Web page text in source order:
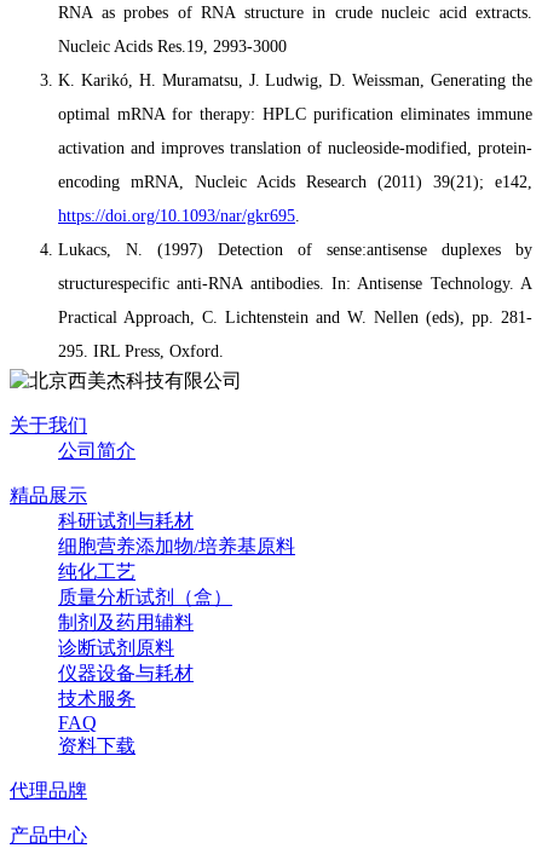
RNA as probes of RNA structure in crude nucleic acid extracts.
Nucleic Acids Res.19, 2993-3000
K. Karikó, H. Muramatsu, J. Ludwig, D. Weissman, Generating the
optimal mRNA for therapy: HPLC purification eliminates immune
activation and improves translation of nucleoside-modified, protein-
encoding mRNA, Nucleic Acids Research (2011) 39(21); e142,
https://doi.org/10.1093/nar/gkr695.
Lukacs, N. (1997) Detection of sense:antisense duplexes by
structurespecific anti-RNA antibodies. In: Antisense Technology. A
Practical Approach, C. Lichtenstein and W. Nellen (eds), pp. 281-
295. IRL Press, Oxford.
关于我们
公司简介
精品展示
科研试剂与耗材
细胞营养添加物/培养基原料
纯化工艺
质量分析试剂（盒）
制剂及药用辅料
诊断试剂原料
仪器设备与耗材
技术服务
FAQ
资料下载
代理品牌
产品中心